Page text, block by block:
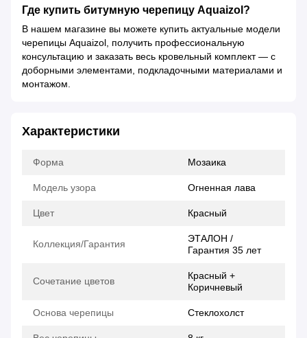
Где купить битумную черепицу Aquaizol?
В нашем магазине вы можете купить актуальные модели
черепицы Aquaizol, получить профессиональную
консультацию и заказать весь кровельный комплект — с
доборными элементами, подкладочными материалами и
монтажом.
Характеристики
Форма Мозаика
Модель узора Огненная лава
Цвет Красный
Коллекция/Гарантия
ЭТАЛОН /
Гарантия 35 лет
Сочетание цветов
Красный +
Коричневый
Основа черепицы Стеклохолст